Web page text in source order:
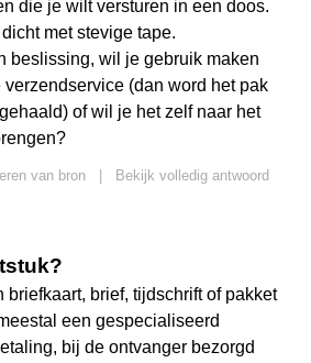
die je wilt versturen in een doos.
met stevige tape.
beslissing, wil je gebruik maken
(dan word het pak
of wil je het zelf naar het
van bron
Bekijk volledig antwoord
briefkaart, brief, tijdschrift of pakket
een gespecialiseerd
bij de ontvanger bezorgd